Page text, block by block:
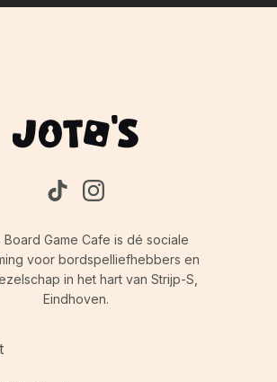
spelers, creëren sommige
Game Cafe is dé sociale
voor bordspelliefhebbers en
in het hart van Strijp-S,
Eindhoven.